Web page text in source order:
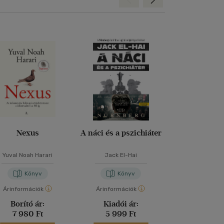
Nexus
Yuval Noah Harari
Könyv
Árinformációk
Borító ár:
7 980 Ft
A náci és a pszichiáter
Jack El-Hai
Könyv
Árinformációk
Kiadói ár:
5 999 Ft